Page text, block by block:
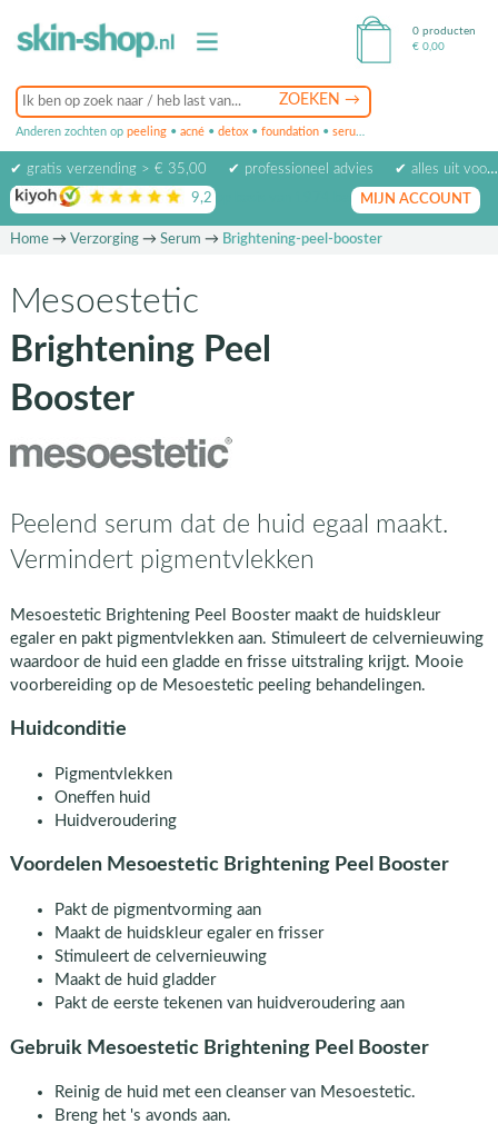
Anderen zochten op peeling • acné • detox • foundation • serum
0 producten
€ 0,00
✔ gratis verzending > € 35,00 ✔ professioneel advies
✔ alles uit voorraad leverbaar
9,2 op basis van beoordelingen
MIJN ACCOUNT
Home→ Verzorging→ Serum → Brightening-peel-booster
Mesoestetic
Brightening Peel
Booster
Peelend serum dat de huid egaal maakt.
Vermindert pigmentvlekken
Mesoestetic Brightening Peel Booster maakt de huidskleur
egaler en pakt pigmentvlekken aan. Stimuleert de celvernieuwing
waardoor de huid een gladde en frisse uitstraling krijgt. Mooie
voorbereiding op de Mesoestetic peeling behandelingen.
Huidconditie
Pigmentvlekken
Oneffen huid
Huidveroudering
Voordelen Mesoestetic Brightening Peel Booster
Pakt de pigmentvorming aan
Maakt de huidskleur egaler en frisser
Stimuleert de celvernieuwing
Maakt de huid gladder
Pakt de eerste tekenen van huidveroudering aan
Gebruik Mesoestetic Brightening Peel Booster
Reinig de huid met een cleanser van Mesoestetic.
Breng het 's avonds aan.